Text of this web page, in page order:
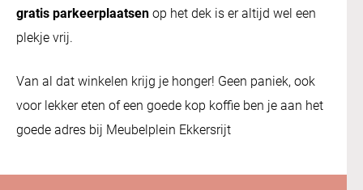
gratis parkeerplaatsen op het dek is er altijd wel een
plekje vrij.
Van al dat winkelen krijg je honger! Geen paniek, ook
voor lekker eten of een goede kop koffie ben je aan het
goede adres bij Meubelplein Ekkersrijt